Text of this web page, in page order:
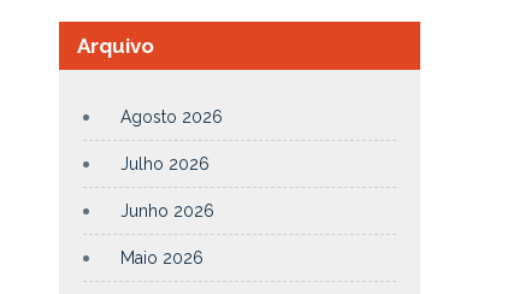
Arquivo
Agosto 2026
Julho 2026
Junho 2026
Maio 2026